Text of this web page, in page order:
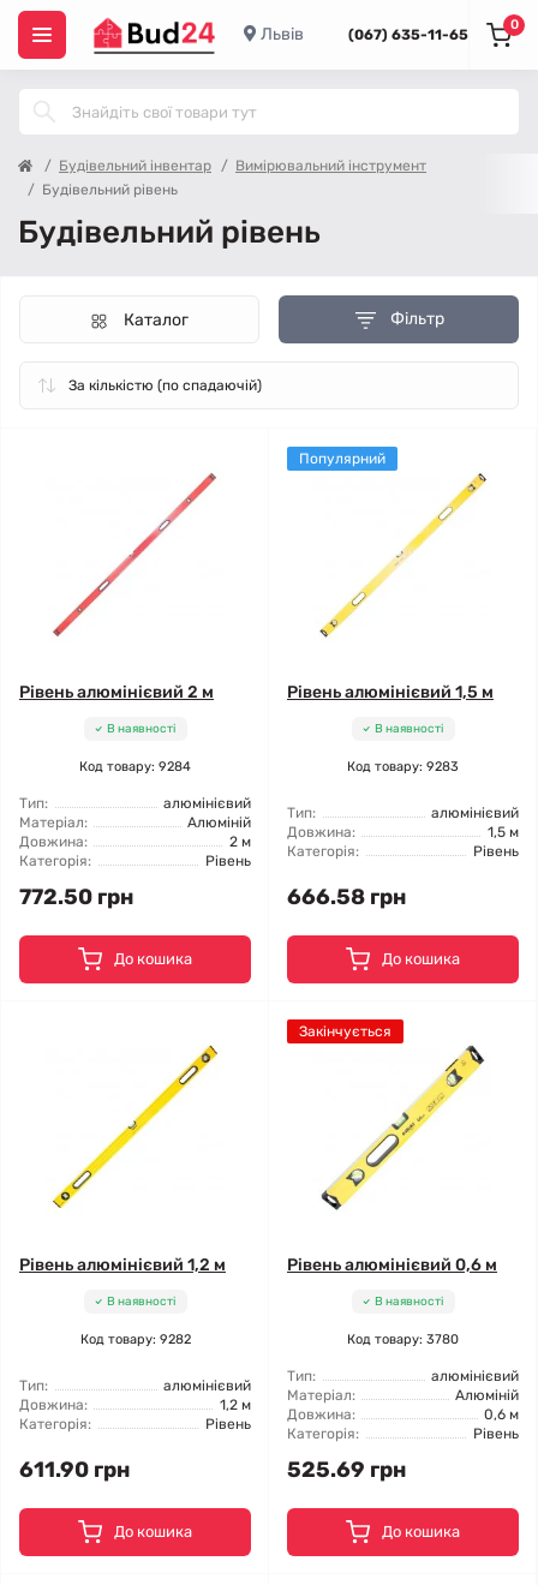
Львів (067) 635-11-65
0
Будівельний інвентар
Вимірювальний інструмент
Будівельний рівень
Будівельний рівень
Фільтр
Каталог
Рівень алюмінієвий 2 м
В наявності
Код товару: 9284
Тип:
алюмінієвий
Матеріал:
Алюміній
Довжина:
2 м
Категорія:
Рівень
772.50 грн
До кошика
Популярний
Рівень алюмінієвий 1,5 м
В наявності
Код товару: 9283
Тип:
алюмінієвий
Довжина:
1,5 м
Категорія:
Рівень
666.58 грн
До кошика
Рівень алюмінієвий 1,2 м
В наявності
Код товару: 9282
Тип:
алюмінієвий
Довжина:
1,2 м
Категорія:
Рівень
611.90 грн
До кошика
Закінчується
Рівень алюмінієвий 0,6 м
В наявності
Код товару: 3780
Тип:
алюмінієвий
Матеріал:
Алюміній
Довжина:
0,6 м
Категорія:
Рівень
525.69 грн
До кошика